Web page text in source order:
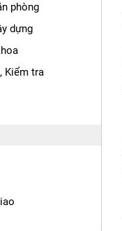
phòng
dựng
Kiểm tra